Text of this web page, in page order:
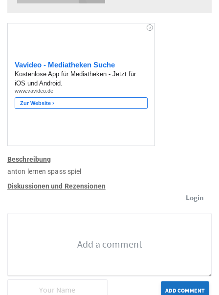
Beschreibung
anton lernen spass spiel
Diskussionen und Rezensionen
Login
ADD COMMENT